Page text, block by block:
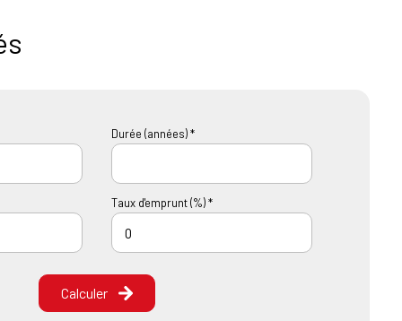
Durée (années) *
Taux d'emprunt (%) *
Calculer